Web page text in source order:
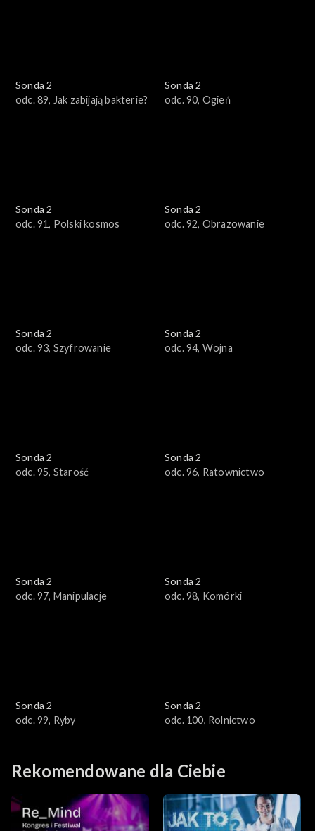
Sonda 2
odc. 89, Jak zabijają bakterie?
Sonda 2
odc. 90, Ogień
Sonda 2
odc. 91, Polski kosmos
Sonda 2
odc. 92, Obrazowanie
Sonda 2
odc. 93, Szyfrowanie
Sonda 2
odc. 94, Wojna
Sonda 2
odc. 95, Starość
Sonda 2
odc. 96, Ratownictwo
Sonda 2
odc. 97, Manipulacje
Sonda 2
odc. 98, Komórki
Sonda 2
odc. 99, Ryby
Sonda 2
odc. 100, Rolnictwo
Rekomendowane dla Ciebie